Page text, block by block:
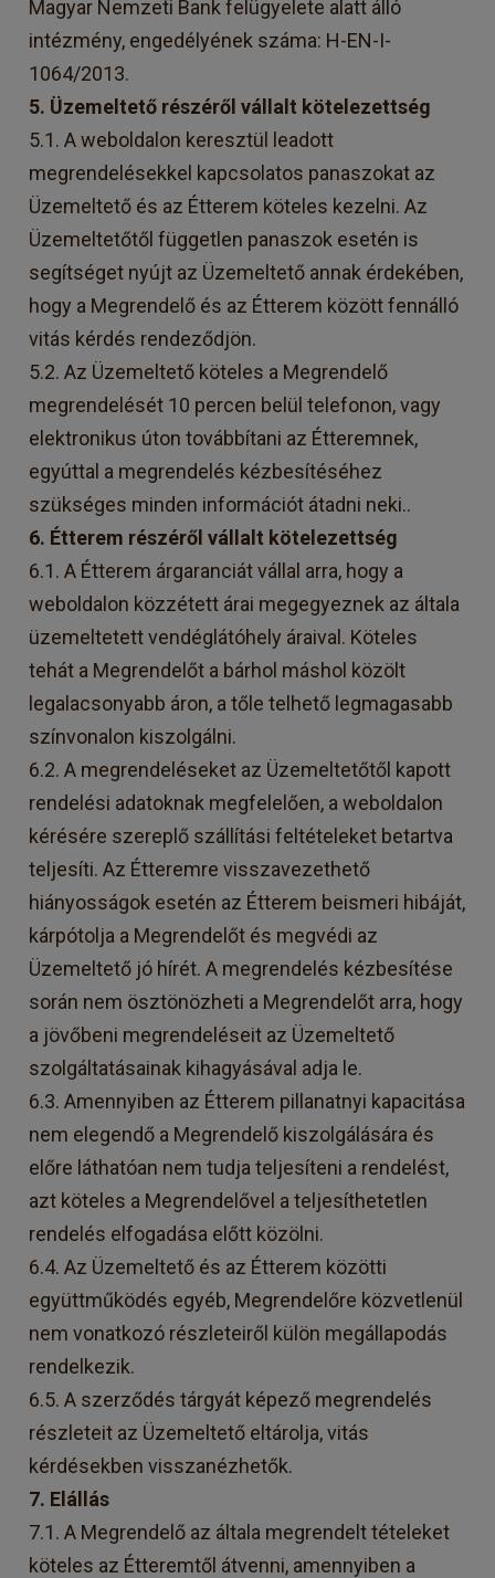
Magyar Nemzeti Bank felügyelete alatt álló
intézmény, engedélyének száma: H-EN-I-
1064/2013.
5. Üzemeltető részéről vállalt kötelezettség
5.1. A weboldalon keresztül leadott
megrendelésekkel kapcsolatos panaszokat az
Üzemeltető és az Étterem köteles kezelni. Az
Üzemeltetőtől független panaszok esetén is
segítséget nyújt az Üzemeltető annak érdekében,
hogy a Megrendelő és az Étterem között fennálló
vitás kérdés rendeződjön.
5.2. Az Üzemeltető köteles a Megrendelő
megrendelését 10 percen belül telefonon, vagy
elektronikus úton továbbítani az Étteremnek,
egyúttal a megrendelés kézbesítéséhez
szükséges minden információt átadni neki..
6. Étterem részéről vállalt kötelezettség
6.1. A Étterem árgaranciát vállal arra, hogy a
weboldalon közzétett árai megegyeznek az általa
üzemeltetett vendéglátóhely áraival. Köteles
tehát a Megrendelőt a bárhol máshol közölt
legalacsonyabb áron, a tőle telhető legmagasabb
színvonalon kiszolgálni.
6.2. A megrendeléseket az Üzemeltetőtől kapott
rendelési adatoknak megfelelően, a weboldalon
kérésére szereplő szállítási feltételeket betartva
teljesíti. Az Étteremre visszavezethető
hiányosságok esetén az Étterem beismeri hibáját,
kárpótolja a Megrendelőt és megvédi az
Üzemeltető jó hírét. A megrendelés kézbesítése
során nem ösztönözheti a Megrendelőt arra, hogy
a jövőbeni megrendeléseit az Üzemeltető
szolgáltatásainak kihagyásával adja le.
6.3. Amennyiben az Étterem pillanatnyi kapacitása
nem elegendő a Megrendelő kiszolgálására és
előre láthatóan nem tudja teljesíteni a rendelést,
azt köteles a Megrendelővel a teljesíthetetlen
rendelés elfogadása előtt közölni.
6.4. Az Üzemeltető és az Étterem közötti
együttműködés egyéb, Megrendelőre közvetlenül
nem vonatkozó részleteiről külön megállapodás
rendelkezik.
6.5. A szerződés tárgyát képező megrendelés
részleteit az Üzemeltető eltárolja, vitás
kérdésekben visszanézhetők.
7. Elállás
7.1. A Megrendelő az általa megrendelt tételeket
köteles az Étteremtől átvenni, amennyiben a